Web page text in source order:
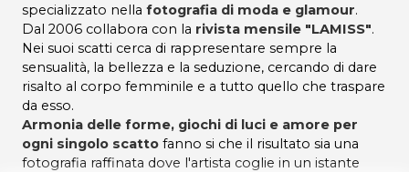
specializzato nella fotografia di moda e glamour.
Dal 2006 collabora con la rivista mensile "LAMISS".
Nei suoi scatti cerca di rappresentare sempre la
sensualità, la bellezza e la seduzione, cercando di dare
risalto al corpo femminile e a tutto quello che traspare
da esso.
Armonia delle forme, giochi di luci e amore per
ogni singolo scatto fanno si che il risultato sia una
fotografia raffinata dove l'artista coglie in un istante